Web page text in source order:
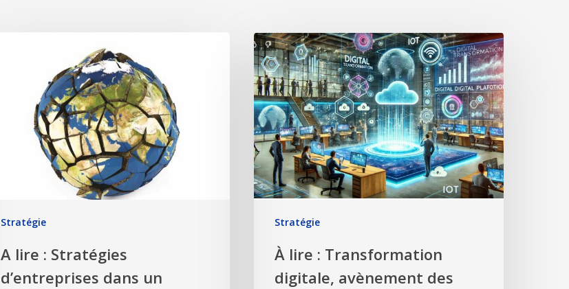
Stratégie
A lire : Stratégies
d’entreprises dans un
Stratégie
À lire : Transformation
digitale, avènement des